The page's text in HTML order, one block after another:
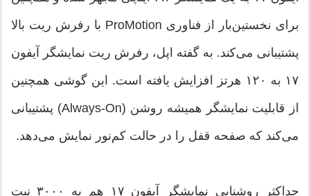
برای نخستین‌بار از فناوری ProMotion با رفرش ریت بالا
پشتیبانی می‌کند. به گفته اپل، رفرش ریت نمایشگر آیفون
۱۷ به ۱۲۰ هرتز افزایش یافته است. این گوشی همچنین
از قابلیت نمایشگر همیشه روشن (Always-On) پشتیبانی
می‌کند که صفحه قفل را در حالت کم‌نور نمایش می‌دهد.
حداکثر روشنایی نمایشگر آیفون ۱۷ هم به ۳۰۰۰ نیت